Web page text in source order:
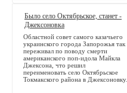
Было село Октябрьское, станет -
Джексоновка
Областной совет самого казачьего
украинского города Запорожья так
переживал по поводу смерти
американского поп-идола Майкла
Джексона, что решил
переименовать село Октябрьское
Токмакского района в Джексоновку.